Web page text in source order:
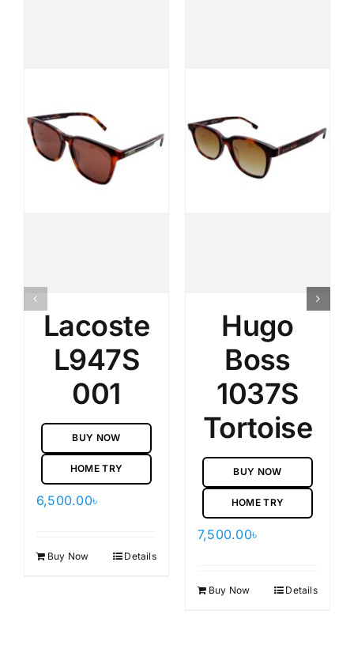
Lacoste
L947S
001
BUY NOW
HOME TRY
6,500.00৳
Buy Now Details
Hugo
Boss
1037S
Tortoise
BUY NOW
HOME TRY
7,500.00৳
Buy Now Details